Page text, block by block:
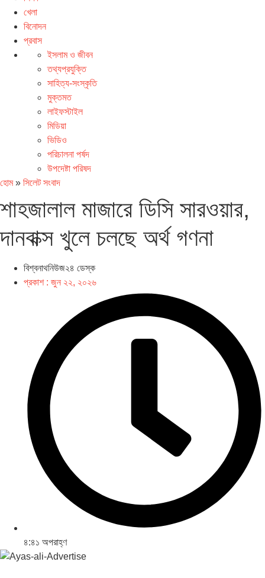
খেলা
বিনোদন
প্রবাস
ইসলাম ও জীবন
তথ্যপ্রযুক্তি
সাহিত্য-সংস্কৃতি
মুক্তমত
লাইফস্টাইল
মিডিয়া
ভিডিও
পরিচালনা পর্ষদ
উপদেষ্টা পরিষদ
হোম» সিলেট সংবাদ
শাহজালাল মাজারে ডিসি সারওয়ার,
দানবাক্স খুলে চলছে অর্থ গণনা
বিশ্বনাথনিউজ২৪ ডেস্ক
প্রকাশ : জুন ২২, ২০২৬
৪:৪১ অপরাহ্ণ